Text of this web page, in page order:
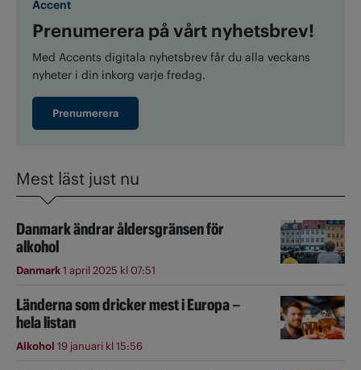
Accent
Prenumerera på vårt nyhetsbrev!
Med Accents digitala nyhetsbrev får du alla veckans
nyheter i din inkorg varje fredag.
Prenumerera
Mest läst just nu
Danmark ändrar åldersgränsen för
alkohol
Danmark1 april 2025 kl 07:51
Länderna som dricker mest i Europa –
hela listan
Alkohol 19 januari kl 15:56